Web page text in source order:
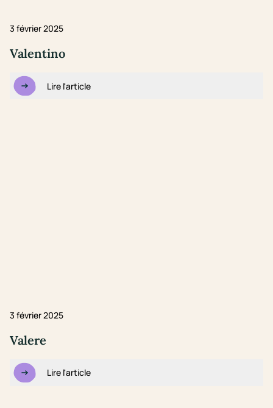
3 février 2025
Valentino
Lire l'article
3 février 2025
Valere
Lire l'article